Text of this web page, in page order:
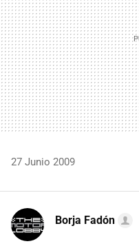
27 Junio 2009
Borja Fadón